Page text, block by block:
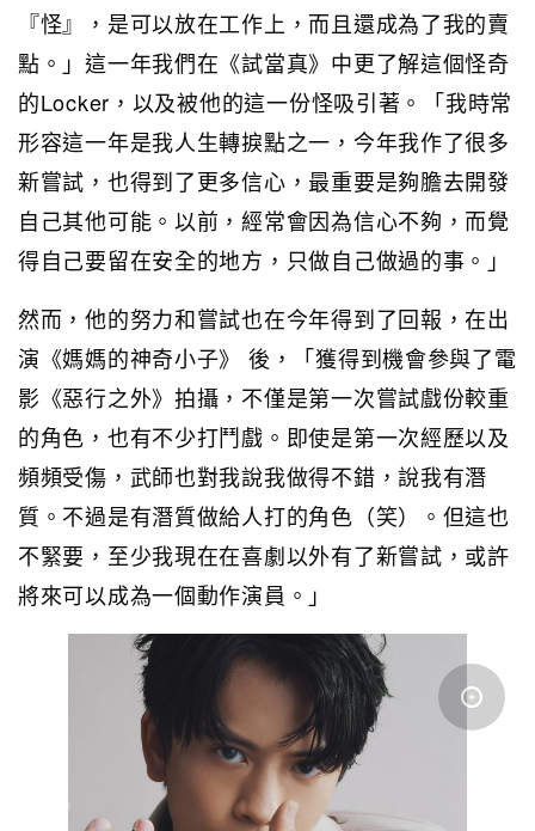
『怪』，是可以放在工作上，而且還成為了我的賣
點。」這一年我們在《試當真》中更了解這個怪奇
的Locker，以及被他的這一份怪吸引著。「我時常
形容這一年是我人生轉捩點之一，今年我作了很多
新嘗試，也得到了更多信心，最重要是夠膽去開發
自己其他可能。以前，經常會因為信心不夠，而覺
得自己要留在安全的地方，只做自己做過的事。」
然而，他的努力和嘗試也在今年得到了回報，在出
演《媽媽的神奇小子》 後，「獲得到機會參與了電
影《惡行之外》拍攝，不僅是第一次嘗試戲份較重
的角色，也有不少打鬥戲。即使是第一次經歷以及
頻頻受傷，武師也對我說我做得不錯，說我有潛
質。不過是有潛質做給人打的角色（笑）。但這也
不緊要，至少我現在在喜劇以外有了新嘗試，或許
將來可以成為一個動作演員。」